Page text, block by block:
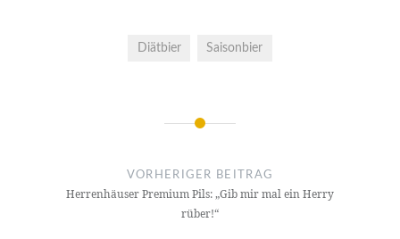
Diätbier Saisonbier
NavigationVORHERIGER BEITRAG
Herrenhäuser Premium Pils: „Gib mir mal ein Herry
rüber!“